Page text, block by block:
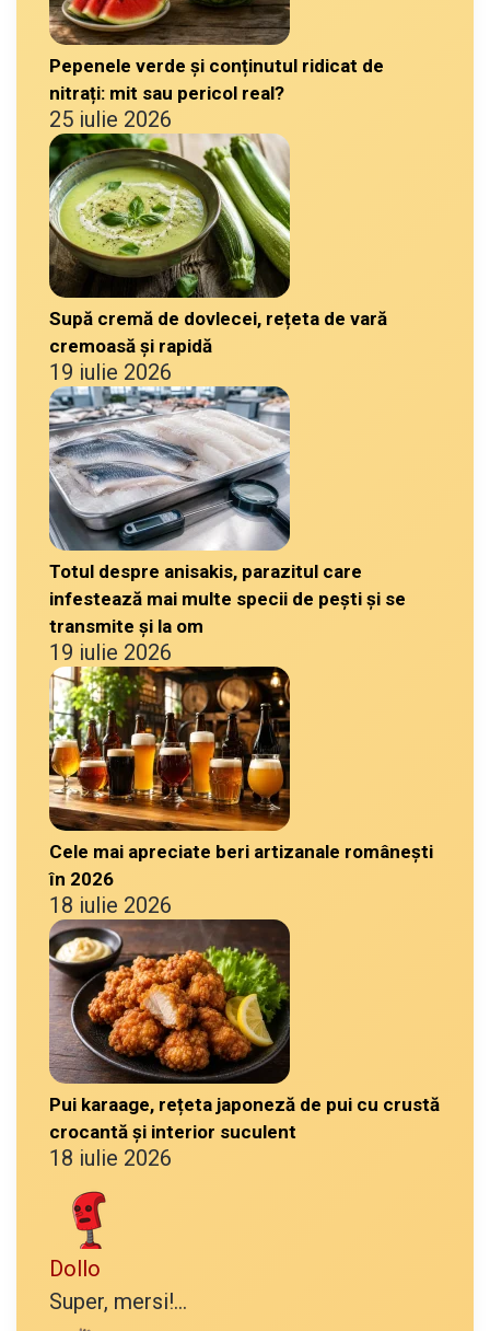
Pepenele verde și conținutul ridicat de
nitrați: mit sau pericol real?
25 iulie 2026
Supă cremă de dovlecei, rețeta de vară
cremoasă și rapidă
19 iulie 2026
Totul despre anisakis, parazitul care
infestează mai multe specii de pești și se
transmite și la om
19 iulie 2026
Cele mai apreciate beri artizanale românești
în 2026
18 iulie 2026
Pui karaage, rețeta japoneză de pui cu crustă
crocantă și interior suculent
18 iulie 2026
Dollo
Super, mersi!...